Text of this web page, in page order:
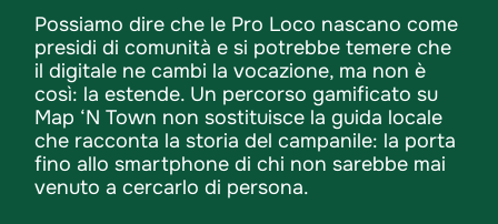
Possiamo dire che le Pro Loco nascano come
presidi di comunità e si potrebbe temere che
il digitale ne cambi la vocazione, ma non è
così: la estende. Un percorso gamificato su
Map ‘N Town non sostituisce la guida locale
che racconta la storia del campanile: la porta
fino allo smartphone di chi non sarebbe mai
venuto a cercarlo di persona.